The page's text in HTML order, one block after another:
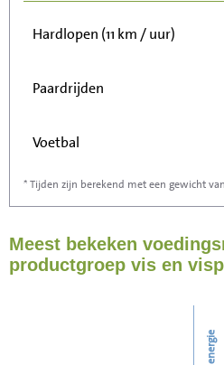
Hardlopen (11 km / uur)
Paardrijden
Voetbal
Stofzuigen
Strijken
* Tijden zijn berekend met een gewicht
Meest bekeken
productgroep vis en
energie